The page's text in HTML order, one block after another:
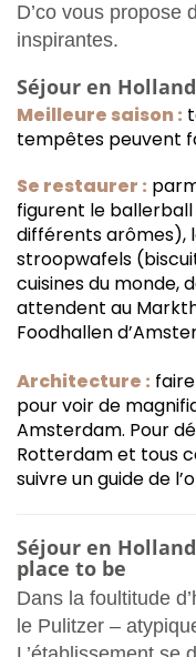
D’co vous propose
inspirantes.
Séjour en
Meilleure saison :
tempêtes peuvent
Se restaurer :
figurent le
différents arômes),
stroopwafels
cuisines du monde,
attendent au
Foodhallen
Architecture :
pour voir de
Amsterdam. Pour
Rotterdam et tous
suivre un guide de
Séjour en
place to be
Dans la foultitude
le Pulitzer –